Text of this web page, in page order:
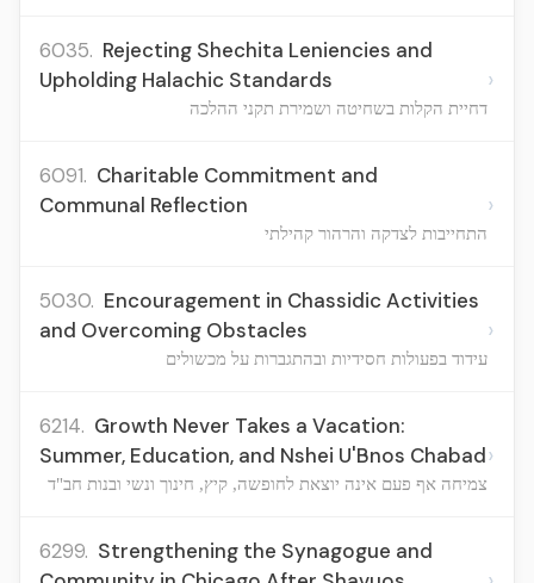
6035. Rejecting Shechita Leniencies and
Upholding Halachic Standards
דחיית הקלות בשחיטה ושמירת תקני ההלכה
›
6091. Charitable Commitment and
Communal Reflection
התחייבות לצדקה והרהור קהילתי
›
5030. Encouragement in Chassidic Activities
and Overcoming Obstacles
עידוד בפעולות חסידיות ובהתגברות על מכשולים
›
6214. Growth Never Takes a Vacation:
Summer, Education, and Nshei U'Bnos Chabad
צמיחה אף פעם אינה יוצאת לחופשה, קיץ, חינוך ונשי ובנות חב"ד
›
6299. Strengthening the Synagogue and